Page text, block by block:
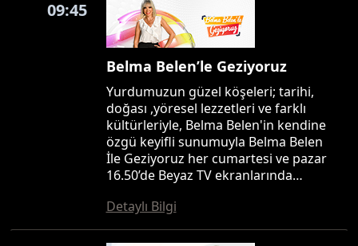
09:45
Belma Belen’le Geziyoruz
Yurdumuzun güzel köşeleri; tarihi,
doğası ,yöresel lezzetleri ve farklı
kültürleriyle, Belma Belen'in kendine
özgü keyifli sunumuyla Belma Belen
İle Geziyoruz her cumartesi ve pazar
16.50’de Beyaz TV ekranlarında…
Detaylı Bilgi